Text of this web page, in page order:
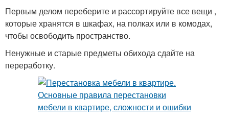
Первым делом переберите и рассортируйте все вещи ,
которые хранятся в шкафах, на полках или в комодах,
чтобы освободить пространство.
Ненужные и старые предметы обихода сдайте на
переработку.